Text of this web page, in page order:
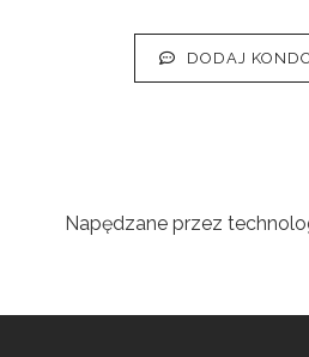
DODAJ
Napędzane przez